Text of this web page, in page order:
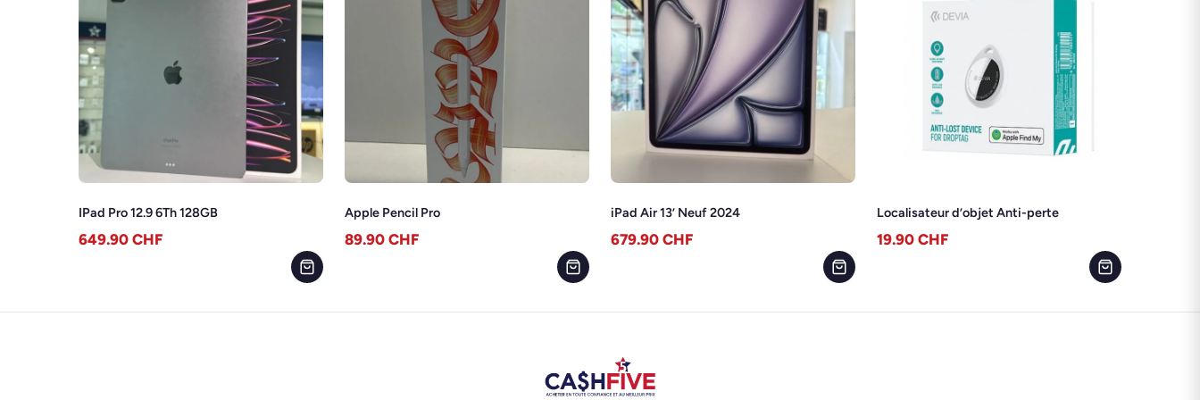
IPad Pro 12.9 6Th 128GB
649.90 CHF
Apple Pencil Pro
89.90 CHF
iPad Air 13’ Neuf 2024
679.90 CHF
Localisateur d’objet Anti-perte
19.90 CHF